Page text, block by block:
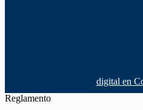
digital en
Reglamento